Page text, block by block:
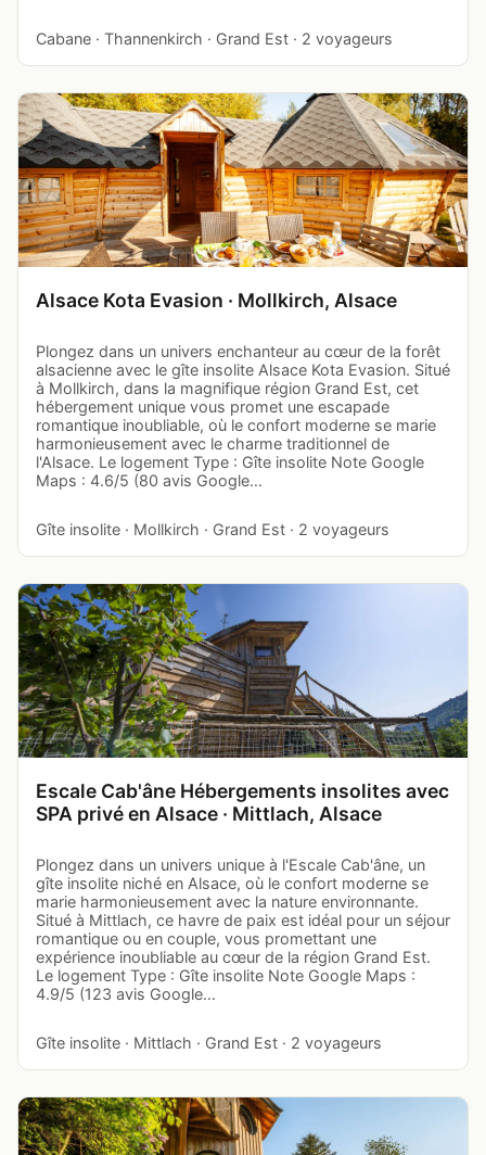
Cabane · Thannenkirch · Grand Est · 2 voyageurs
Alsace Kota Evasion · Mollkirch, Alsace
Plongez dans un univers enchanteur au cœur de la forêt
alsacienne avec le gîte insolite Alsace Kota Evasion. Situé
à Mollkirch, dans la magnifique région Grand Est, cet
hébergement unique vous promet une escapade
romantique inoubliable, où le confort moderne se marie
harmonieusement avec le charme traditionnel de
l'Alsace. Le logement Type : Gîte insolite Note Google
Maps : 4.6/5 (80 avis Google…
Gîte insolite · Mollkirch · Grand Est · 2 voyageurs
Escale Cab'âne Hébergements insolites avec
SPA privé en Alsace · Mittlach, Alsace
Plongez dans un univers unique à l'Escale Cab'âne, un
gîte insolite niché en Alsace, où le confort moderne se
marie harmonieusement avec la nature environnante.
Situé à Mittlach, ce havre de paix est idéal pour un séjour
romantique ou en couple, vous promettant une
expérience inoubliable au cœur de la région Grand Est.
Le logement Type : Gîte insolite Note Google Maps :
4.9/5 (123 avis Google…
Gîte insolite · Mittlach · Grand Est · 2 voyageurs